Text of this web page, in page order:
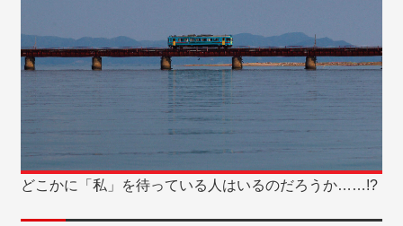
どこかに「私」を待っている人はいるのだろうか……!?